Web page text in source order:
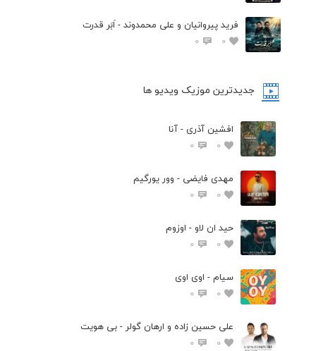
فرید پیروانیان و علی محمدوند - اَبَر قدرت
0
0
جدیدترین موزیک ویدیو ها
افشین آذری - آنا
0
0
مهدی فایضی - وور یورگیم
0
0
حید ان لاو - اوزوم
0
0
سیام - اوی اوی
0
0
علی حسین زاده و ارهان گولر - بی هویت
0
0